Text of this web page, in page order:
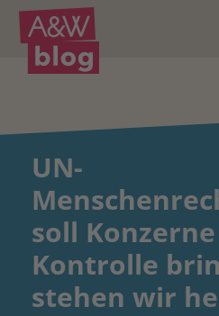
UN-
soll
Kontrolle
stehen wir